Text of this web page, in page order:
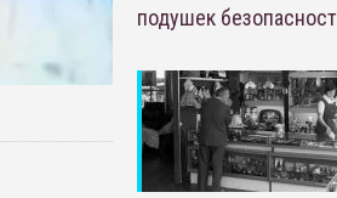
подушек